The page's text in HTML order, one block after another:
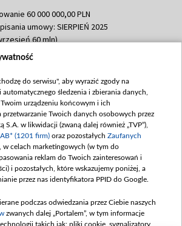
60 000 000,00 PLN
umowy: SIERPIEŃ 2025
60 mln)
635 783 051,21 PLN
100 mln, październik 350
265 mln)
48 862 000,00 PLN
umowy: GRUDZIEŃ 2025
60,548 mln)
900 000 000,00 PLN
umowy: LUTY 2026 (wpłata
mln, 7 maja 180 mln, 8
mln)
do serwisu", aby wyrazić zgody na
śledzenia i zbierania danych,
urządzeniu końcowym i ich
przetwarzanie Twoich danych osobowych przez
S.A. w likwidacji (zwaną dalej również „TVP”),
(1201 firm) oraz pozostałych Zaufanych
, w celach marketingowych (w tym do
reklam do Twoich zainteresowań i
i pozostałych, które wskazujemy poniżej, a
przez nas identyfikatora PPID do Google.
podczas odwiedzania przez Ciebie naszych
zwanych dalej „Portalem”, w tym informacje
takich jak: pliki cookie, sygnalizatory